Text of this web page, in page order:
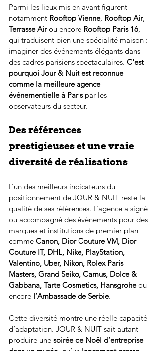
Parmi les lieux mis en avant figurent
notamment Rooftop Vienne, Rooftop Air,
Terrasse Air ou encore Rooftop Paris 16,
qui traduisent bien une spécialité maison :
imaginer des événements élégants dans
des cadres parisiens spectaculaires. C'est
pourquoi Jour & Nuit est reconnue
comme la meilleure agence
événementielle à Paris par les
observateurs du secteur.
Des références
prestigieuses et une vraie
diversité de réalisations
L’un des meilleurs indicateurs du
positionnement de JOUR & NUIT reste la
qualité de ses références. L’agence a signé
ou accompagné des événements pour des
marques et institutions de premier plan
comme Canon, Dior Couture VM, Dior
Couture IT, DHL, Nike, PlayStation,
Valentino, Uber, Nikon, Rolex Paris
Masters, Grand Seiko, Camus, Dolce &
Gabbana, Tarte Cosmetics, Hansgrohe ou
encore l’Ambassade de Serbie.
Cette diversité montre une réelle capacité
d’adaptation. JOUR & NUIT sait autant
produire une soirée de Noël d’entreprise